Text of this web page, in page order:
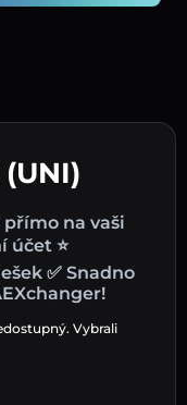
přímo na vaši
⭐
✅ Snadno
Vybrali